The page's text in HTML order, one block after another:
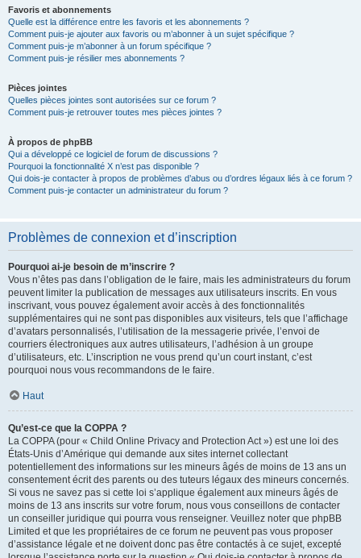
Favoris et abonnements
Quelle est la différence entre les favoris et les abonnements ?
Comment puis-je ajouter aux favoris ou m’abonner à un sujet spécifique ?
Comment puis-je m’abonner à un forum spécifique ?
Comment puis-je résilier mes abonnements ?
Pièces jointes
Quelles pièces jointes sont autorisées sur ce forum ?
Comment puis-je retrouver toutes mes pièces jointes ?
À propos de phpBB
Qui a développé ce logiciel de forum de discussions ?
Pourquoi la fonctionnalité X n’est pas disponible ?
Qui dois-je contacter à propos de problèmes d’abus ou d’ordres légaux liés à ce forum ?
Comment puis-je contacter un administrateur du forum ?
Problèmes de connexion et d’inscription
Pourquoi ai-je besoin de m’inscrire ?
Vous n’êtes pas dans l’obligation de le faire, mais les administrateurs du forum
peuvent limiter la publication de messages aux utilisateurs inscrits. En vous
inscrivant, vous pouvez également avoir accès à des fonctionnalités
supplémentaires qui ne sont pas disponibles aux visiteurs, tels que l’affichage
d’avatars personnalisés, l’utilisation de la messagerie privée, l’envoi de
courriers électroniques aux autres utilisateurs, l’adhésion à un groupe
d’utilisateurs, etc. L’inscription ne vous prend qu’un court instant, c’est
pourquoi nous vous recommandons de le faire.
Haut
Qu’est-ce que la COPPA ?
La COPPA (pour « Child Online Privacy and Protection Act ») est une loi des
États-Unis d’Amérique qui demande aux sites internet collectant
potentiellement des informations sur les mineurs âgés de moins de 13 ans un
consentement écrit des parents ou des tuteurs légaux des mineurs concernés.
Si vous ne savez pas si cette loi s’applique également aux mineurs âgés de
moins de 13 ans inscrits sur votre forum, nous vous conseillons de contacter
un conseiller juridique qui pourra vous renseigner. Veuillez noter que phpBB
Limited et que les propriétaires de ce forum ne peuvent pas vous proposer
d’assistance légale et ne doivent donc pas être contactés à ce sujet, excepté